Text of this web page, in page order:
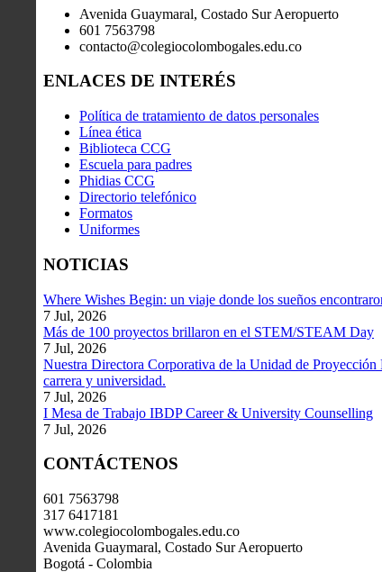
Avenida Guaymaral, Costado Sur Aeropuerto
601 7563798
contacto@colegiocolombogales.edu.co
ENLACES DE INTERÉS
Política de tratamiento de datos personales
Línea ética
Biblioteca CCG
Escuela para padres
Phidias CCG
Directorio telefónico
Formatos
Uniformes
NOTICIAS
Where Wishes Begin: un viaje donde los sueños
7 Jul, 2026
Más de 100 proyectos brillaron en el STEM/STEAM Day
7 Jul, 2026
Nuestra Directora Corporativa de la Unidad de
carrera y universidad.
7 Jul, 2026
I Mesa de Trabajo IBDP Career & University Counselling
7 Jul, 2026
CONTÁCTENOS
601 7563798
317 6417181
www.colegiocolombogales.edu.co
Avenida Guaymaral, Costado Sur Aeropuerto
Bogotá - Colombia